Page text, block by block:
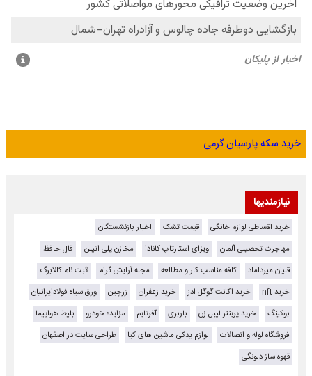
خرید سکه پارسیان گرمی
نیازمندیها
خرید اقساطی لوازم خانگی قیمت تشک
اخبار بازنشستگان
مهاجرت تحصیلی آلمان
ویزای استارتاپ کانادا مخازن پلی اتیلن
فال حافظ
قلیان میرداماد
کافه مناسب کار و مطالعه مجله آرایش گرام
ثبت نام کالابرگ
خرید nft
خرید اکانت گوگل ادز خرید زعفران زرچین
ورق سیاه فولادایرانیان
بوکینگ
خرید پرینتر لیبل زن باربری آفرتایم مزایده خودرو
بلیط هواپیما
فروشگاه لوله و اتصالات
لوازم یدکی ماشین های کیا
طراحی سایت در اصفهان
قهوه ساز دلونگی